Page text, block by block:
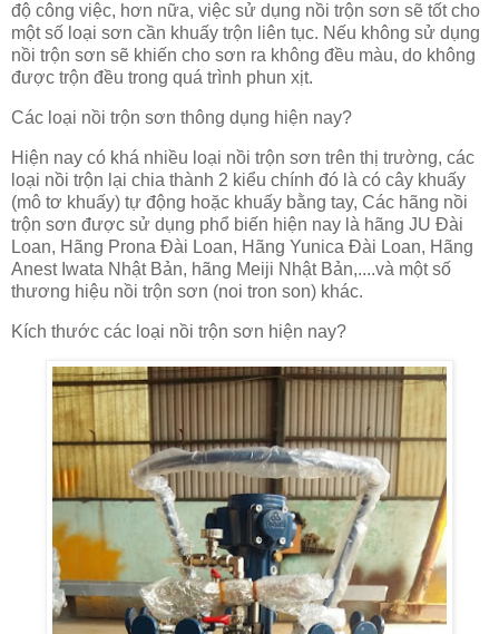
độ công việc, hơn nữa, việc sử dụng nồi trộn sơn sẽ tốt cho
một số loại sơn cần khuấy trộn liên tục. Nếu không sử dụng
nồi trộn sơn sẽ khiến cho sơn ra không đều màu, do không
được trộn đều trong quá trình phun xịt.
Các loại nồi trộn sơn thông dụng hiện nay?
Hiện nay có khá nhiều loại nồi trộn sơn trên thị trường, các
loại nồi trộn lại chia thành 2 kiểu chính đó là có cây khuấy
(mô tơ khuấy) tự động hoặc khuấy bằng tay, Các hãng nồi
trộn sơn được sử dụng phổ biến hiện nay là hãng JU Đài
Loan, Hãng Prona Đài Loan, Hãng Yunica Đài Loan, Hãng
Anest Iwata Nhật Bản, hãng Meiji Nhật Bản,....và một số
thương hiệu nồi trộn sơn (noi tron son) khác.
Kích thước các loại nồi trộn sơn hiện nay?